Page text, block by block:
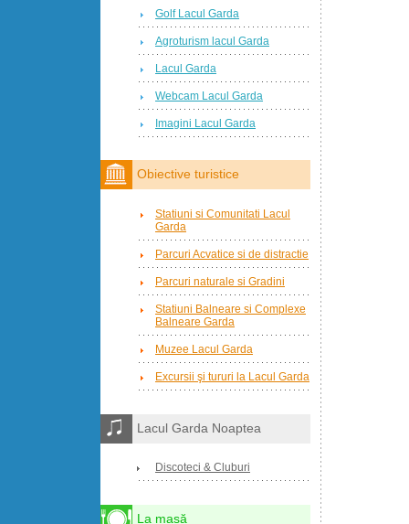
Golf Lacul Garda
Agroturism lacul Garda
Lacul Garda
Webcam Lacul Garda
Imagini Lacul Garda
Obiective turistice
Statiuni si Comunitati Lacul
Garda
Parcuri Acvatice si de distractie
Parcuri naturale si Gradini
Statiuni Balneare si Complexe
Balneare Garda
Muzee Lacul Garda
Excursii şi tururi la Lacul Garda
Lacul Garda Noaptea
Discoteci & Cluburi
La masă